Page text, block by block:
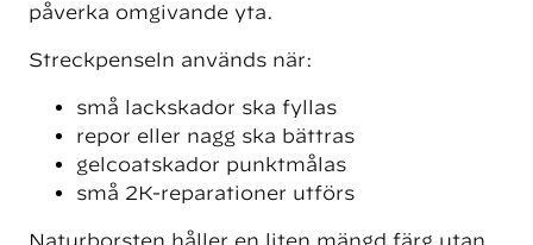
påverka omgivande yta.
Streckpenseln används när:
små lackskador ska fyllas
repor eller nagg ska bättras
gelcoatskador punktmålas
små 2K-reparationer utförs
Naturborsten håller en liten mängd färg utan